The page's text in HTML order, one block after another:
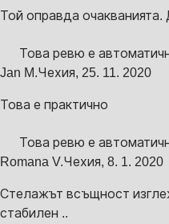
Той оправда
Това ревю е
Jan M.Чехия, 25. 11. 2020
Това е практично
Това ревю е
Romana V.Чехия, 8. 1. 2020
Стелажът всъщност
стабилен ..